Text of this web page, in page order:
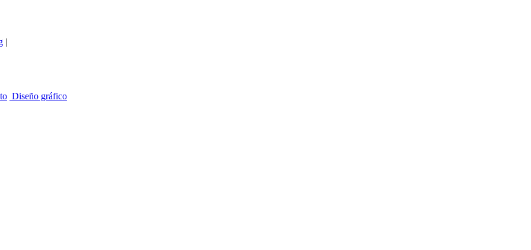
|
Diseño gráfico